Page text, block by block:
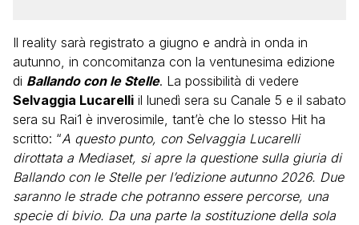
Il reality sarà registrato a giugno e andrà in onda in
autunno, in concomitanza con la ventunesima edizione
di Ballando con le Stelle. La possibilità di vedere
Selvaggia Lucarelli il lunedì sera su Canale 5 e il sabato
sera su Rai1 è inverosimile, tant’è che lo stesso Hit ha
scritto: “A questo punto, con Selvaggia Lucarelli
dirottata a Mediaset, si apre la questione sulla giuria di
Ballando con le Stelle per l’edizione autunno 2026. Due
saranno le strade che potranno essere percorse, una
specie di bivio. Da una parte la sostituzione della sola